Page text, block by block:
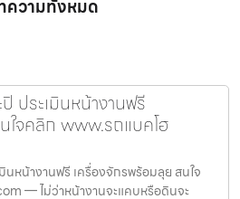
ความทั้งหมด
ประเมินหน้างานฟรี
ใจคลิก www.รถแบคโฮ
นหน้างานฟรี เครื่องจักรพร้อมลุย สนใจ
— ไม่ว่าหน้างานจะแคบหรือดินจะ